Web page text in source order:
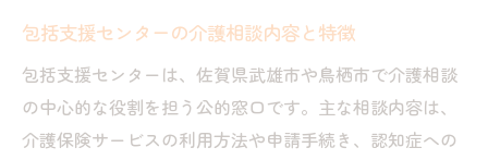
包括支援センターの介護相談内容と特徴
包括支援センターは、佐賀県武雄市や鳥栖市で介護相談
の中心的な役割を担う公的窓口です。主な相談内容は、
介護保険サービスの利用方法や申請手続き、認知症への